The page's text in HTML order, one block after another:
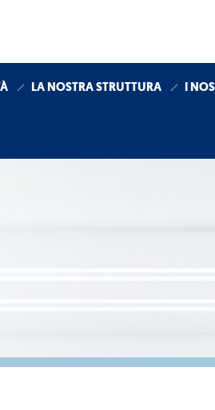
LA NOSTRA STRUTTURA I